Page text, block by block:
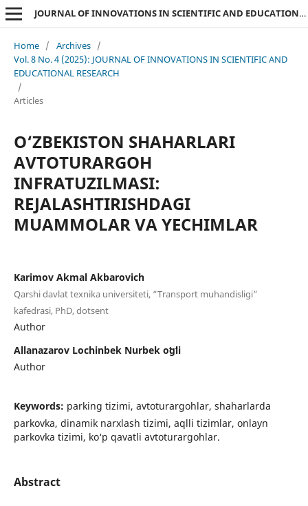
JOURNAL OF INNOVATIONS IN SCIENTIFIC AND EDUCATIONAL RESEARCH
Home / Archives /
Vol. 8 No. 4 (2025): JOURNAL OF INNOVATIONS IN SCIENTIFIC AND
EDUCATIONAL RESEARCH
/
Articles
O‘ZBEKISTON SHAHARLARI
AVTOTURARGOH
INFRATUZILMASI:
REJALASHTIRISHDAGI
MUAMMOLAR VA YECHIMLAR
Karimov Akmal Akbarovich
Qarshi davlat texnika universiteti, “Transport muhandisligi”
kafedrasi, PhD, dotsent
Author
Allanazarov Lochinbek Nurbek oʻgʻli
Author
Keywords: parking tizimi, avtoturargohlar, shaharlarda
parkovka, dinamik narxlash tizimi, aqlli tizimlar, onlayn
parkovka tizimi, ko‘p qavatli avtoturargohlar.
Abstract